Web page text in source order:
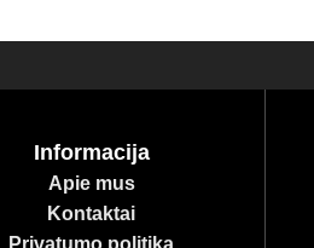
Informacija
Apie mus
Kontaktai
Privatumo politika